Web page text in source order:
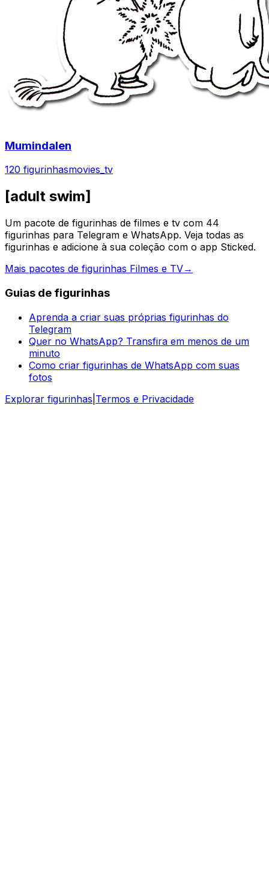
Mumindalen
120 figurinhasmovies_tv
[adult swim]
Um pacote de figurinhas de filmes e tv com 44
figurinhas para Telegram e WhatsApp. Veja todas as
figurinhas e adicione à sua coleção com o app Sticked.
Mais pacotes de figurinhas Filmes e TV→
Guias de figurinhas
Aprenda a criar suas próprias figurinhas do
Telegram
Quer no WhatsApp? Transfira em menos de um
minuto
Como criar figurinhas de WhatsApp com suas
fotos
Explorar figurinhas Termos e Privacidade